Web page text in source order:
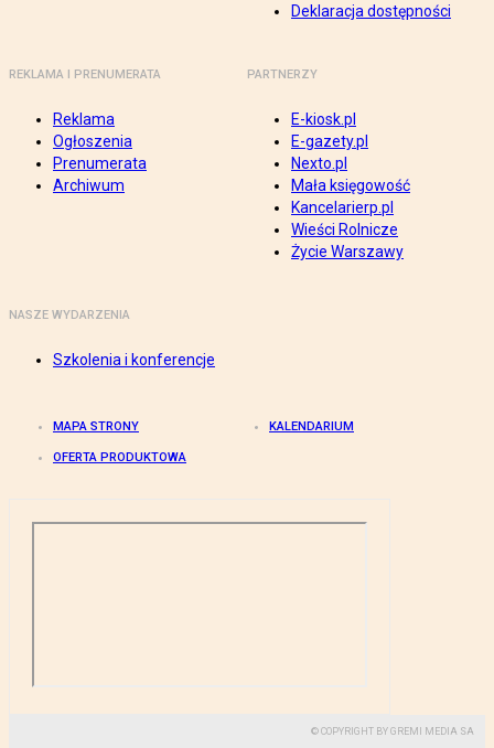
Deklaracja dostępności
REKLAMA I PRENUMERATA
Reklama
Ogłoszenia
Prenumerata
Archiwum
PARTNERZY
E-kiosk.pl
E-gazety.pl
Nexto.pl
Mała księgowość
Kancelarierp.pl
Wieści Rolnicze
Życie Warszawy
NASZE WYDARZENIA
Szkolenia i konferencje
MAPA STRONY KALENDARIUM
OFERTA PRODUKTOWA
© COPYRIGHT BY GREMI MEDIA SA